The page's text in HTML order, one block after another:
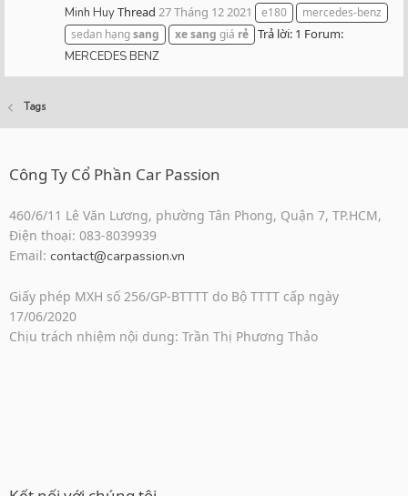
Minh HuyThread 27 Tháng 12 2021 e180
mercedes-benz
sedan hạngsang xesang giá rẻ Trả lời: 1 Forum:
MERCEDES BENZ
Tags
Công Ty Cổ Phần Car Passion
460/6/11 Lê Văn Lương, phường Tân Phong, Quận 7, TP.HCM,
Điện thoại: 083-8039939
Email: contact@carpassion.vn
Giấy phép MXH số 256/GP-BTTTT do Bộ TTTT cấp ngày
17/06/2020
Chịu trách nhiệm nội dung: Trần Thị Phương Thảo